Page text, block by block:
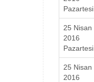
Pazartesi
25 Nisan
2016
Pazartesi
25 Nisan
2016